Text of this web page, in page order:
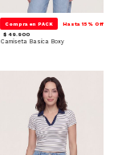
Compra en PACK Hasta 15% Off
$ 49.900
Camiseta Basica Boxy